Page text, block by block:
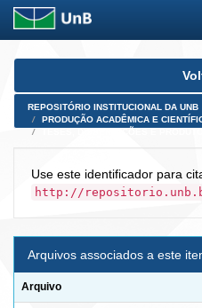
Skip
REPOSITÓRIO INSTITUCIONAL DA UNB
PRODUÇÃO ACADÊMICA E
Use este identificador para
http://
Arquivos associados a este
Arquivo